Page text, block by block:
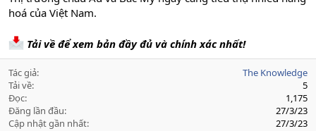
hoá của Việt Nam.
Tải về để xem bản đầy đủ và chính xác nhất!
Tác giả
The Knowledge
Tải về
5
Đọc
1,175
Đăng lần đầu
27/3/23
Cập nhật gần nhất
27/3/23